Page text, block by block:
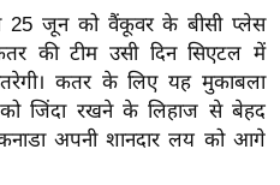
25 जून को वैंकूवर के बीसी प्लेस
की टीम उसी दिन सिएटल में
कतर के लिए यह मुकाबला
को जिंदा रखने के लिहाज से बेहद
अपनी शानदार लय को आगे